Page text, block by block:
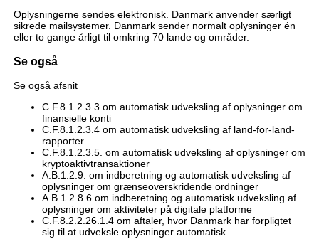
Oplysningerne sendes elektronisk. Danmark anvender særligt
sikrede mailsystemer. Danmark sender normalt oplysninger én
eller to gange årligt til omkring 70 lande og områder.
Se også
Se også afsnit
C.F.8.1.2.3.3 om automatisk udveksling af oplysninger om
finansielle konti
C.F.8.1.2.3.4 om automatisk udveksling af land-for-land-
rapporter
C.F.8.1.2.3.5. om automatisk udveksling af oplysninger om
kryptoaktivtransaktioner
A.B.1.2.9. om indberetning og automatisk udveksling af
oplysninger om grænseoverskridende ordninger
A.B.1.2.8.6 om indberetning og automatisk udveksling af
oplysninger om aktiviteter på digitale platforme
C.F.8.2.2.26.1.4 om aftaler, hvor Danmark har forpligtet
sig til at udveksle oplysninger automatisk.